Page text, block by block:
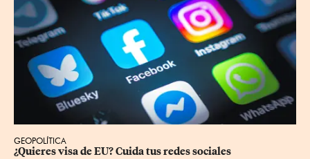
GEOPOLÍTICA
¿Quieres visa de EU? Cuida tus redes sociales